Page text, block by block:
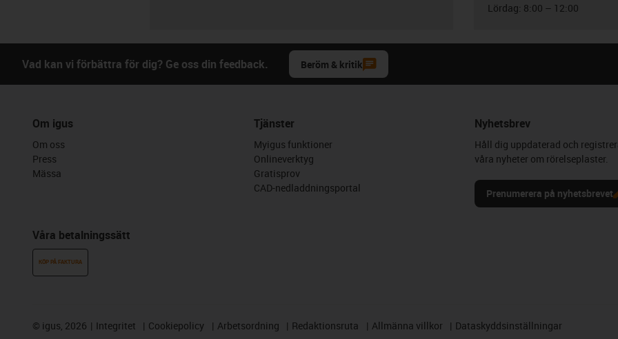
Lördag: 8:00 – 12:00
Vad kan vi förbättra för dig? Ge oss din feedback. Beröm & kritik
Om igus
Om oss
Press
Mässa
Våra betalningssätt
KÖP PÅ FAKTURA
Tjänster
Myigus funktioner
Onlineverktyg
Gratisprov
CAD-nedladdningsportal
Nyhetsbrev
Håll dig uppdaterad och
våra nyheter om rörelseplaster.
Prenumerera på nyhetsbrevet
© igus, 2026 Integritet Cookiepolicy Arbetsordning Redaktionsruta Allmänna villkor Dataskyddsinställningar